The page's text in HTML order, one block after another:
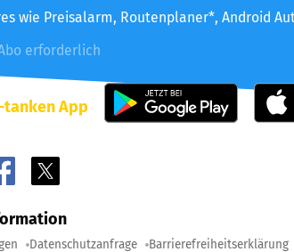
wie Preisalarm, Routenplaner*, Android
erforderlich
App
Datenschutzanfrage Barrierefreiheitserklärung